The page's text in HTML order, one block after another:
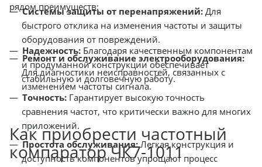
Системы защиты от перенапряжений: Для
быстрого отклика на изменения частоты и защиты
оборудования от повреждений.
Ремонт и обслуживание электрооборудования:
Для диагностики неисправностей, связанных с
изменением частоты сигнала.
рядом преимуществ:
Надежность: Благодаря качественным компонентам
и продуманной конструкции обеспечивает
стабильную и долговечную работу.
Точность: Гарантирует высокую точность
сравнения частот, что критически важно для многих
приложений.
Простота обслуживания:Легкая конструкция и
доступность компонентов упрощают процесс
Как приобрести частотный
компаратор ЧК7-1011